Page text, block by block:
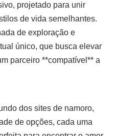
projetado para unir
de vida semelhantes.
de exploração e
único, que busca elevar
parceiro **compatível** a
dos sites de namoro,
de opções, cada uma